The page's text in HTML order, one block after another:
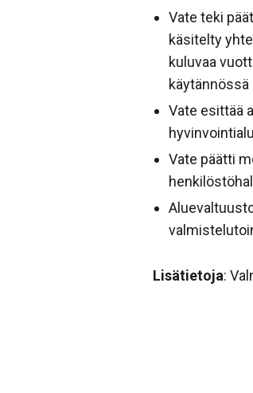
Vate teki
käsitelty
kuluvaa
Vate esittää
Vate päätti
Lisätietoja: